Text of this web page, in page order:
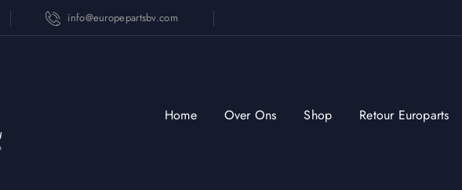
info@europepartsbv.com
Home Over Ons Shop Retour Europarts